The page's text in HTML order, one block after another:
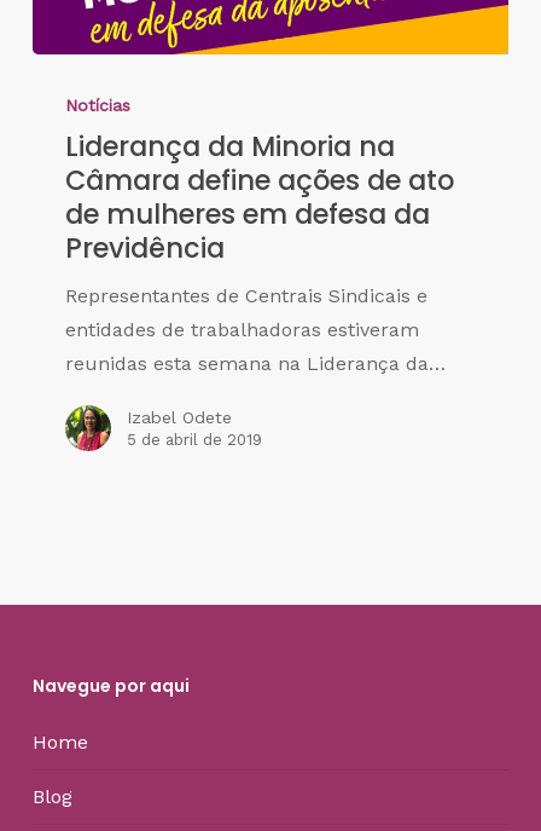
Notícias
Liderança da Minoria na
Câmara define ações de ato
de mulheres em defesa da
Previdência
Representantes de Centrais Sindicais e
entidades de trabalhadoras estiveram
reunidas esta semana na Liderança da…
Izabel Odete
5 de abril de 2019
Navegue por aqui
Home
Blog